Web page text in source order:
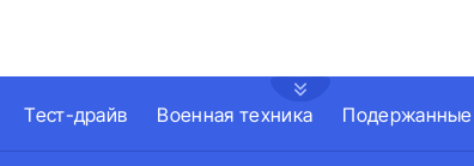
Тест-драйв Военная техника